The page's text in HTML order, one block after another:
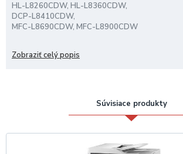
HL-L8260CDW, HL-L8360CDW,
DCP-L8410CDW,
MFC-L8690CDW, MFC-L8900CDW
Zobraziť celý popis
Súvisiace produkty